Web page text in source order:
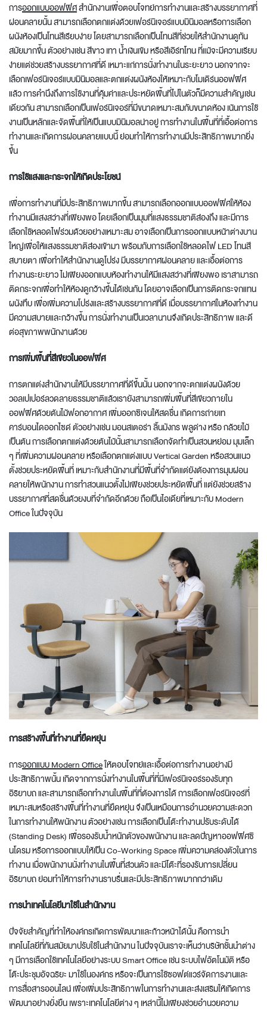
การออกแบบออฟฟิศสำนักงานเพื่อตอบโจทย์การทำงานและสร้างบรรยากาศที่
ผ่อนคลายนั้น สามารถเลือกตกแต่งด้วยเฟอร์นิเจอร์แบบมินิมอลหรือการเลือก
ผนังห้องเป็นโทนสีเรียบง่าย โดยสามารถเลือกเป็นโทนสีที่ช่วยให้สำนักงานดูทัน
สมัยมากขึ้น ตัวอย่างเช่น สีขาว เทา น้ำเงินเข้ม หรือสีเอิร์ทโทน ที่แม้จะมีความเรียบ
ง่ายแต่ช่วยสร้างบรรยากาศที่ดี เหมาะแก่การนั่งทำงานในระยะยาว นอกจากจะ
เลือกเฟอร์นิเจอร์แบบมินิมอลและตกแต่งผนังห้องให้เหมาะกับโมเดิร์นออฟฟิศ
แล้ว การคำนึงถึงการใช้งานที่คุ้มค่าและประหยัดพื้นที่ไปในตัวก็มีความสำคัญเช่น
เดียวกัน สามารถเลือกเป็นเฟอร์นิเจอร์ที่มีขนาดเหมาะสมกับขนาดห้อง เน้นการใช้
งานเป็นหลักและจัดพื้นที่ให้เป็นแบบมินิมอลน่าอยู่ การทำงานในพื้นที่ที่เอื้อต่อการ
ทำงานและเกิดการผ่อนคลายแบบนี้ ย่อมทำให้การทำงานมีประสิทธิภาพมากยิ่ง
ขึ้น
การใช้แสงและกระจกให้เกิดประโยชน์
เพื่อการทำงานที่มีประสิทธิภาพมากขึ้น สามารถเลือกออกแบบออฟฟิศให้ห้อง
ทำงานมีแสงสว่างที่เพียงพอ โดยเลือกเป็นมุมที่แสงธรรมชาติส่องถึง และมีการ
เลือกใช้หลอดไฟร่วมด้วยอย่างเหมาะสม อาจเลือกเป็นการออกแบบหน้าต่างบาน
ใหญ่เพื่อให้แสงธรรมชาติส่องเข้ามา พร้อมกับการเลือกใช้หลอดไฟ LED โทนสี
สบายตา เพื่อทำให้สำนักงานดูโปร่ง มีบรรยากาศผ่อนคลาย และเอื้อต่อการ
ทำงานระยะยาว ไม่เพียงออกแบบห้องทำงานให้มีแสงสว่างที่เพียงพอ เราสามารถ
ติดกระจกเพื่อทำให้ห้องดูกว้างขึ้นได้เช่นกัน โดยอาจเลือกเป็นการติดกระจกแทน
ผนังทึบ เพื่อเพิ่มความโปร่งและสร้างบรรยากาศที่ดี เมื่อบรรยากาศในห้องทำงาน
มีความสบายและกว้างขึ้น การนั่งทำงานเป็นเวลานานจึงเกิดประสิทธิภาพ และดี
ต่อสุขภาพพนักงานด้วย
การเพิ่มพื้นที่สีเขียวในออฟฟิศ
การตกแต่งสำนักงานให้มีบรรยากาศที่ดีขึ้นนั้น นอกจากจะตกแต่งผนังด้วย
วอลเปเปอร์ลวดลายธรรมชาติแล้วเรายังสามารถเพิ่มพื้นที่สีเขียวภายใน
ออฟฟิศด้วยต้นไม้ฟอกอากาศ เพิ่มออกซิเจนให้สดชื่น เกิดการถ่ายเท
คาร์บอนไดออกไซด์ ตัวอย่างเช่น มอนสเตอร่า ลิ้นมังกร พลูด่าง หรือ กล้วยไม้
เป็นต้น การเลือกตกแต่งด้วยต้นไม้นั้นสามารถเลือกจัดทำเป็นสวนหย่อม มุมเล็ก
ๆ ที่เพิ่มความผ่อนคลาย หรือเลือกตกแต่งแบบ Vertical Garden หรือสวนแนว
ตั้งช่วยประหยัดพื้นที่ เหมาะกับสำนักงานที่มีพื้นที่จำกัดแต่ยังต้องการมุมผ่อน
คลายให้พนักงาน การทำสวนแนวตั้งไม่เพียงช่วยประหยัดพื้นที่ แต่ยังช่วยสร้าง
บรรยากาศที่สดชื่นด้วยงบที่จำกัดอีกด้วย ถือเป็นไอเดียที่เหมาะกับModern
Officeในปัจจุบัน
การสร้างพื้นที่ทำงานที่ยืดหยุ่น
การออกแบบModern Officeให้ตอบโจทย์และเอื้อต่อการทำงานอย่างมี
ประสิทธิภาพนั้น เกิดจากการนั่งทำงานในพื้นที่ที่มีเฟอร์นิเจอร์รองรับทุก
อิริยาบถ และสามารถเลือกทำงานในพื้นที่ที่ต้องการได้ การเลือกเฟอร์นิเจอร์ที่
เหมาะสมหรือสร้างพื้นที่ทำงานที่ยืดหยุ่น จึงเป็นเหมือนการอำนวยความสะดวก
ในการทำงานให้พนักงาน ตัวอย่างเช่น การเลือกเป็นโต๊ะทำงานปรับระดับได้
(Standing Desk) เพื่อรองรับน้ำหนักตัวของพนักงาน และลดปัญหาออฟฟิศซิ
นโดรม หรือการออกแบบให้เป็น Co-Working Space เพิ่มความคล่องตัวในการ
ทำงาน เมื่อพนักงานนั่งทำงานในพื้นที่ส่วนตัว และมีโต๊ะที่รองรับการเปลี่ยน
อิริยาบถ ย่อมทำให้การทำงานราบรื่นและมีประสิทธิภาพมากกว่าเดิม
การนำเทคโนโลยีมาใช้ในสำนักงาน
ปัจจัยสำคัญที่ทำให้องค์กรเกิดการพัฒนาและก้าวหน้าได้นั้น คือการนำ
เทคโนโลยีที่ทันสมัยมาปรับใช้ในสำนักงาน ในปัจจุบันเราจะเห็นว่าบริษัทชั้นนำต่าง
ๆ มีการเลือกใช้เทคโนโลยีอย่างระบบ Smart Office เช่น ระบบไฟอัตโนมัติ หรือ
โต๊ะประชุมอัจฉริยะ มาใช้ในองค์กร หรือจะเป็นการใช้ซอฟต์แวร์จัดการงานและ
การสื่อสารออนไลน์ เพื่อเพิ่มประสิทธิภาพในการทำงานและส่งเสริมให้เกิดการ
พัฒนาอย่างยั่งยืน เพราะเทคโนโลยีต่าง ๆ เหล่านี้ไม่เพียงช่วยอำนวยความ